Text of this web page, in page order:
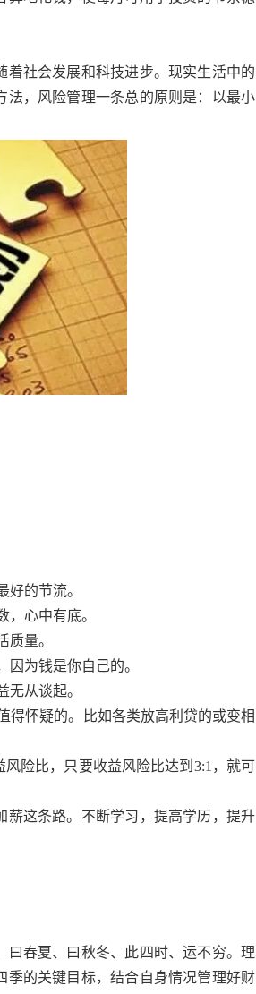
社会发展和科技进步。现实生活中的
法，风险管理一条总的原则是：以最小
的节流。
心中有底。
量。
为钱是你自己的。
从谈起。
得怀疑的。比如各类放高利贷的或变相
险比，只要收益风险比达到3:1，就可
薪这条路。不断学习，提高学历，提升
春夏、曰秋冬、此四时、运不穷。理
季的关键目标，结合自身情况管理好财